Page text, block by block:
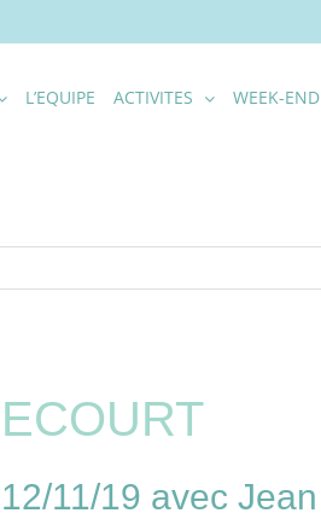
L’EQUIPE ACTIVITES WEEK-END
11/19 avec Jean